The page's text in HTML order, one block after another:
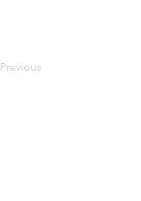
Previous